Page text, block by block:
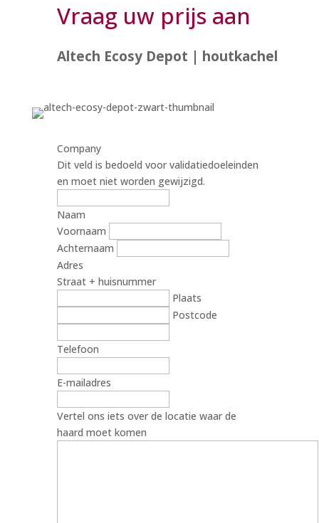
Vraag uw prijs aan
Altech Ecosy Depot | houtkachel
Company
Dit veld is bedoeld voor validatiedoeleinden
en moet niet worden gewijzigd.
Naam
Voornaam
Achternaam
Adres
Straat + huisnummer
Plaats
Postcode
Telefoon
E-mailadres
Vertel ons iets over de locatie waar de
haard moet komen